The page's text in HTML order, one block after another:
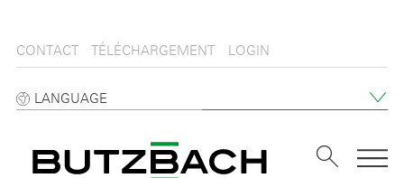
CONTACT TÉLÉCHARGEMENT LOGIN
LANGUAGE